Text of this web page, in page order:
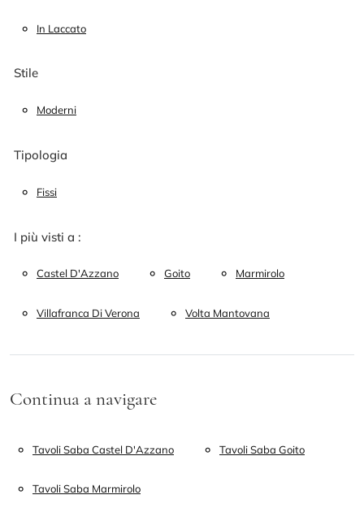
In Laccato
Stile
Moderni
Tipologia
Fissi
I più visti a :
Castel D'Azzano Goito Marmirolo
Villafranca Di Verona Volta Mantovana
Continua a navigare
Tavoli Saba Castel D'Azzano Tavoli Saba Goito
Tavoli Saba Marmirolo